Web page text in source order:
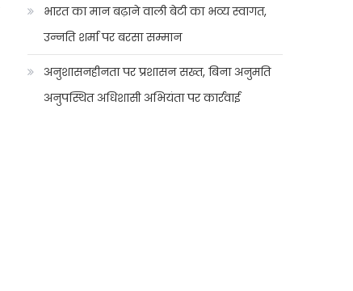
भारत का मान बढ़ाने वाली बेटी का भव्य स्वागत,
उन्नति शर्मा पर बरसा सम्मान
अनुशासनहीनता पर प्रशासन सख्त, बिना अनुमति
अनुपस्थित अधिशासी अभियंता पर कार्रवाई